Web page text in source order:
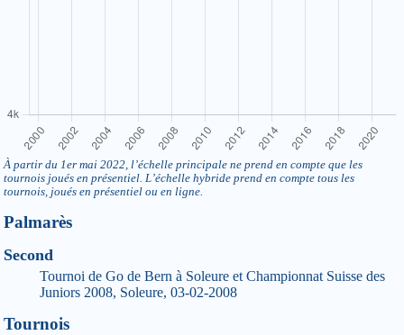
À partir du 1er mai 2022, l’échelle principale ne prend en compte que les
tournois joués en présentiel. L’échelle hybride prend en compte tous les
tournois, joués en présentiel ou en ligne.
Palmarès
Second
Tournoi de Go de Bern à Soleure et Championnat Suisse des
Juniors 2008, Soleure, 03-02-2008
Tournois